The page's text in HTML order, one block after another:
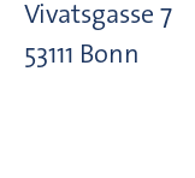
Vivatsgasse 7
53111 Bonn